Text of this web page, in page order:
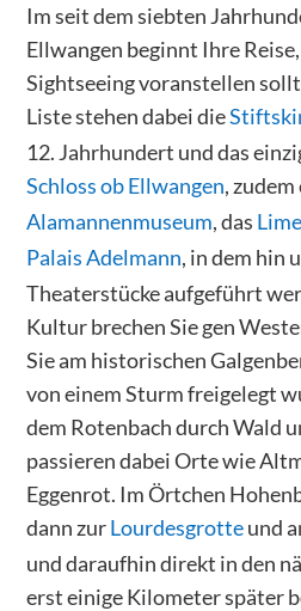
Im seit dem siebten
Ellwangen beginnt Ihre
Sightseeing voranstellen
Liste stehen dabei die
12. Jahrhundert und das
Schloss ob Ellwangen,
Alamannenmuseum, das
Palais Adelmann, in dem hin
Theaterstücke aufgeführt
Kultur brechen Sie gen
Sie am historischen
von einem Sturm freigelegt
dem Rotenbach durch Wald
passieren dabei Orte wie
Eggenrot. Im Örtchen
dann zurLourdesgrotteund
und daraufhin direkt in den
erst einige Kilometer später